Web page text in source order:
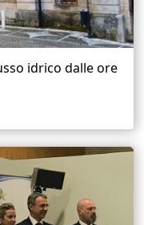
idrico dalle ore